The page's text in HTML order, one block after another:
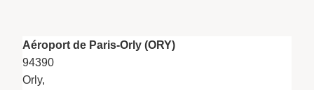
Aéroport de Paris-Orly (ORY)
94390
Orly,